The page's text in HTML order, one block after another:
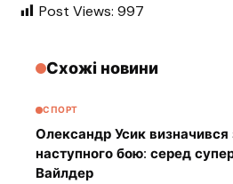
Post Views: 997
Схожі новини
СПОРТ
Олександр Усик визначився
наступного бою: серед
Вайлдер